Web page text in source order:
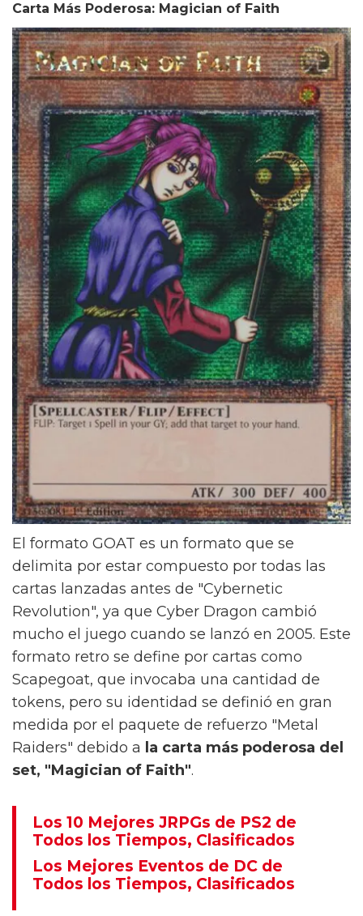
Carta Más Poderosa: Magician of Faith
El formato GOAT es un formato que se
delimita por estar compuesto por todas las
cartas lanzadas antes de "Cybernetic
Revolution", ya que Cyber Dragon cambió
mucho el juego cuando se lanzó en 2005. Este
formato retro se define por cartas como
Scapegoat, que invocaba una cantidad de
tokens, pero su identidad se definió en gran
medida por el paquete de refuerzo "Metal
Raiders" debido a la carta más poderosa del
set, "Magician of Faith".
Los 10 Mejores JRPGs de PS2 de
Todos los Tiempos, Clasificados
Los Mejores Eventos de DC de
Todos los Tiempos, Clasificados